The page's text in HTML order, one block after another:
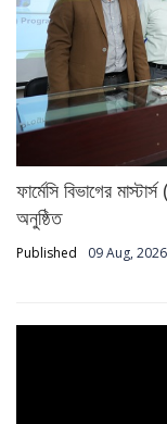
ফার্মেসি বিভাগের
অনুষ্ঠিত
Published 09 Aug, 2026